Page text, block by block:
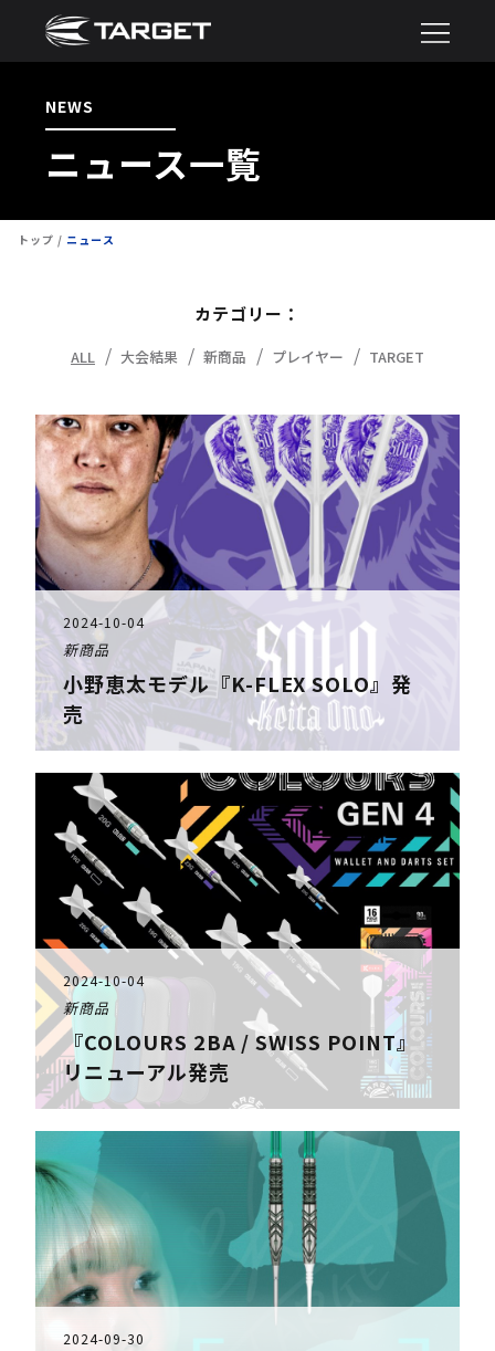
NEWS
ニュース一覧
トップ ニュース
カテゴリー：
ALL 大会結果 新商品 プレイヤー TARGET
2024-10-04
新商品
小野恵太モデル『K-FLEX SOLO』発
売
2024-10-04
新商品
『COLOURS 2BA / SWISS POINT』
リニューアル発売
2024-09-30